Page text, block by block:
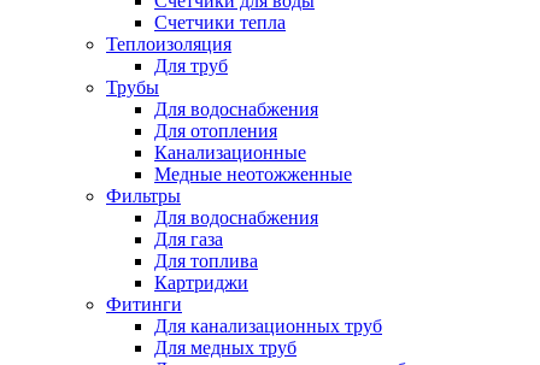
Счетчики тепла
Теплоизоляция
Для труб
Трубы
Для водоснабжения
Для отопления
Канализационные
Медные неотожженные
Фильтры
Для водоснабжения
Для газа
Для топлива
Картриджи
Фитинги
Для канализационных труб
Для медных труб